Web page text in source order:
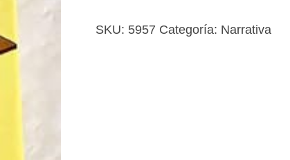
al
SKU: 5957 Categoría: Narrativa